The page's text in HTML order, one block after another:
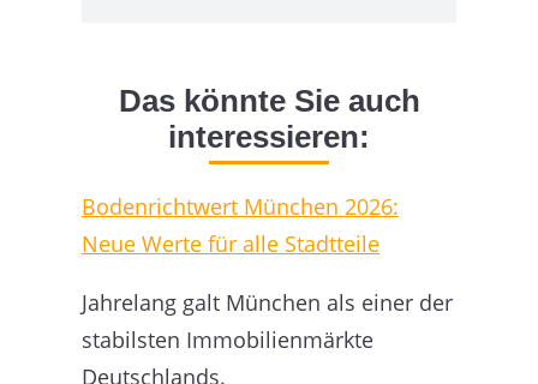
Das könnte Sie auch
interessieren:
Bodenrichtwert München 2026:
Neue Werte für alle Stadtteile
Jahrelang galt München als einer der
stabilsten Immobilienmärkte
Deutschlands.